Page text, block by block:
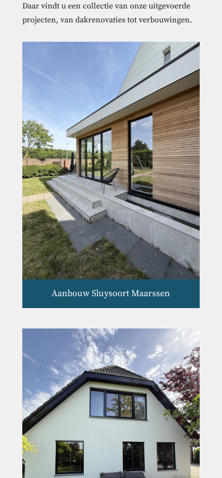
Daar vindt u een collectie van onze uitgevoerde
projecten, van dakrenovaties tot verbouwingen.
Aanbouw Sluysoort Maarssen